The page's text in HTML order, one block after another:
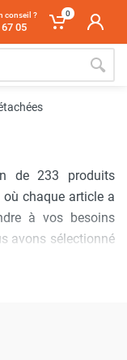
conseil ?
05
0
de 233 produits
où chaque article a
à vos besoins
avons sélectionné
comprenons